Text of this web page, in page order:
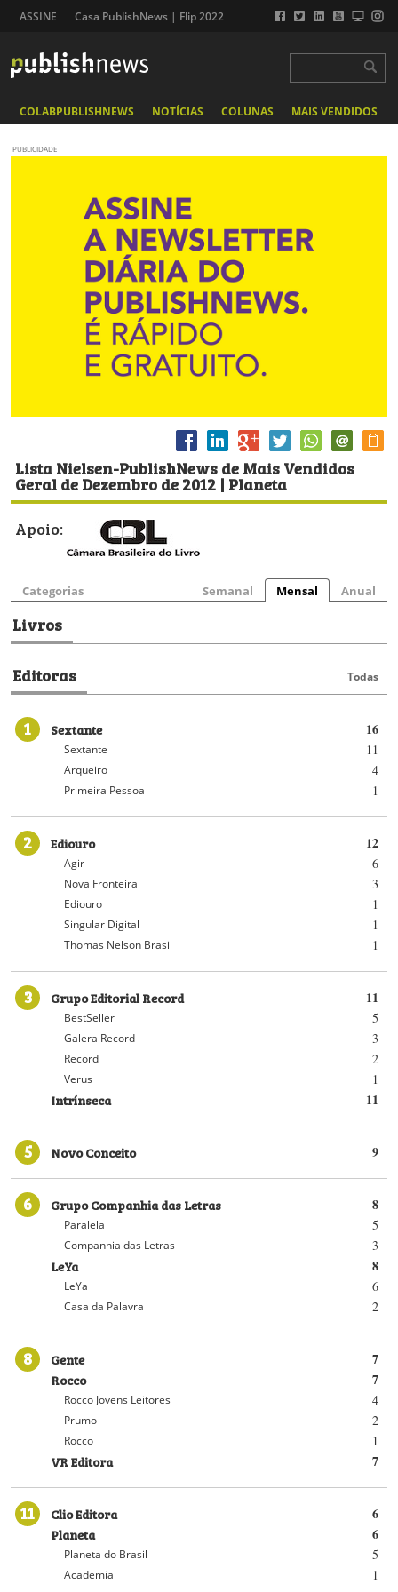
ASSINE Casa PublishNews | Flip 2022
COLABPUBLISHNEWS NOTÍCIAS COLUNAS MAIS VENDIDOS
PUBLICIDADE
Lista Nielsen-PublishNews de Mais Vendidos
Geral de Dezembro de 2012 | Planeta
Apoio:
Categorias Semanal Mensal Anual
Livros
Editoras Todas
1 16
Sextante
11
Sextante
4
Arqueiro
1
Primeira Pessoa
2 12
Ediouro
6
Agir
3
Nova Fronteira
1
Ediouro
1
Singular Digital
1
Thomas Nelson Brasil
3 11
Grupo Editorial Record
5
BestSeller
3
Galera Record
2
Record
1
Verus
11
Intrínseca
5 9
Novo Conceito
6 8
Grupo Companhia das Letras
5
Paralela
3
Companhia das Letras
8
LeYa
6
LeYa
2
Casa da Palavra
8 7
Gente
7
Rocco
4
Rocco Jovens Leitores
2
Prumo
1
Rocco
7
VR Editora
11 6
Clio Editora
6
Planeta
5
Planeta do Brasil
1
Academia